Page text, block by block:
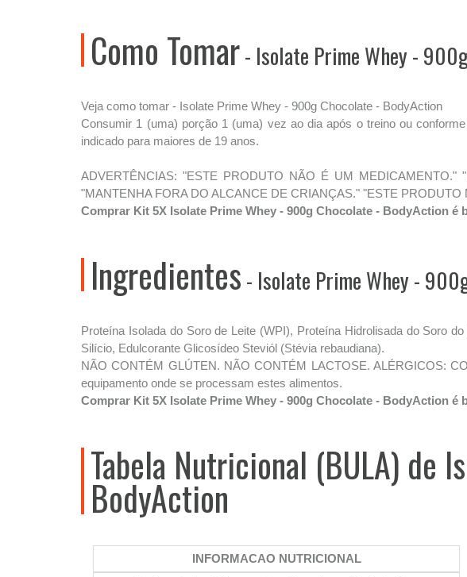
Como Tomar- Isolate Prime Whey -
Veja como tomar - Isolate Prime Whey - 900g Chocolate - BodyAction
Consumir 1 (uma) porção 1 (uma) vez ao dia após o treino ou
indicado para maiores de 19 anos.
ADVERTÊNCIAS: "ESTE PRODUTO NÃO É UM
"MANTENHA FORA DO ALCANCE DE CRIANÇAS." "ESTE
Comprar Kit 5X Isolate Prime Whey - 900g Chocolate - BodyAction é
Ingredientes- Isolate Prime Whey -
Proteína Isolada do Soro de Leite (WPI), Proteína Hidrolisada do Soro
Silício, Edulcorante Glicosídeo Steviól (Stévia rebaudiana).
NÃO CONTÉM GLÚTEN. NÃO CONTÉM LACTOSE. ALÉRGICOS:
equipamento onde se processam estes alimentos.
Comprar Kit 5X Isolate Prime Whey - 900g Chocolate - BodyAction é
Tabela Nutricional (BULA) de
BodyAction
INFORMACAO NUTRICIONAL